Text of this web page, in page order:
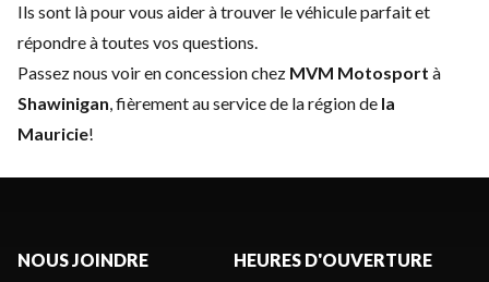
Ils sont là pour vous aider à trouver le véhicule parfait et
répondre à toutes vos questions.
Passez nous voir en concession chez MVM Motosport à
Shawinigan, fièrement au service de la région de la
Mauricie!
NOUS JOINDRE HEURES D'OUVERTURE